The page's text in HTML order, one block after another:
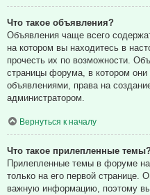
Что такое объявления?
Объявления чаще всего
на котором вы находитесь в
прочесть их по возможности.
страницы форума, в котором
объявлениями, права на
администратором.
Вернуться к началу
Что такое прилепленные
Прилепленные темы в форуме
только на его первой странице.
важную информацию, поэтому